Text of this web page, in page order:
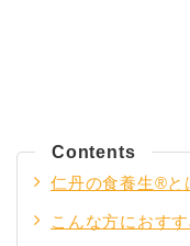
Contents
仁丹の食養生®と
こんな方におすす